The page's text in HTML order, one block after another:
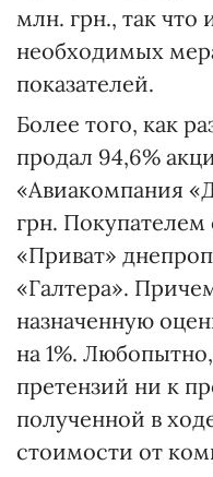
млн. грн., так что
необходимых
показателей.
Более того, как
продал 94,6%
«Авиакомпания
грн. Покупателем
«Приват»
«Галтера».
назначенную
на 1%.
претензий ни к
полученной в
стоимости от